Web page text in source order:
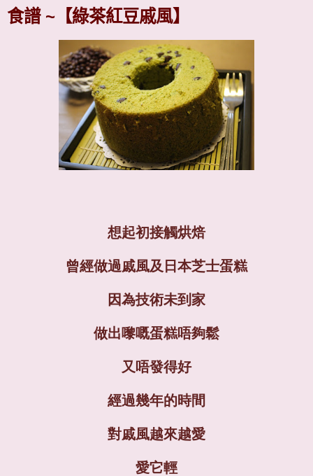
食譜 ~【綠茶紅豆戚風】
想起初接觸烘焙
曾經做過戚風及日本芝士蛋糕
因為技術未到家
做出嚟嘅蛋糕唔夠鬆
又唔發得好
經過幾年的時間
對戚風越來越愛
愛它輕